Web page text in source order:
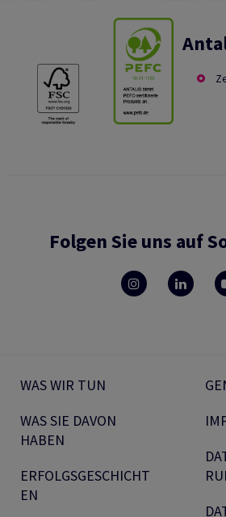
Folgen Sie uns auf
WAS WIR TUN
WAS SIE DAVON
HABEN
ERFOLGSGESCHICHT
EN